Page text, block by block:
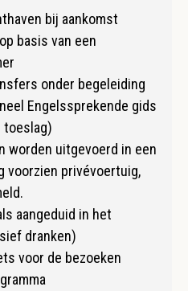
bij aankomst
basis van een
onder begeleiding
Engelssprekende gids
toeslag)
worden uitgevoerd in een
voorzien privévoertuig,
aangeduid in het
dranken)
voor de bezoeken